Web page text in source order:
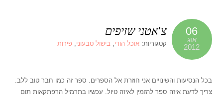
06
אוג
2012
צ'אטני שזיפים
קטגוריות:אוכל הודי,בישול טבעוני,פירות
בכל הנסיעות והשינויים אני חוזרת אל הספרים. ספר זה כמו חבר טוב ללב.
צריך לדעת איזה ספר להזמין לאיזה טיול. עכשיו בתרמיל הרפתקאות תום